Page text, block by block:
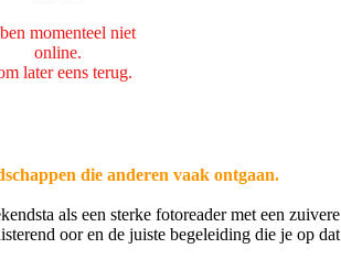
momenteel niet
online.
later eens terug.
die anderen vaak ontgaan.
als een sterke fotoreader met een zuivere
oor en de juiste begeleiding die je op dat